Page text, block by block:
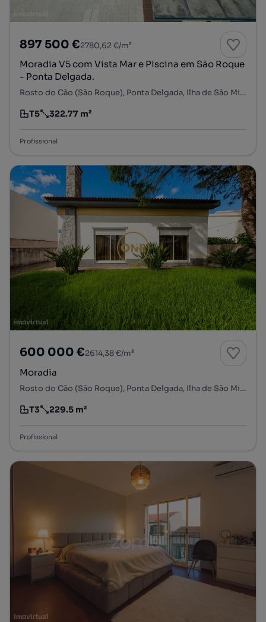
897 500 €2780,62 €/m²
Moradia V5 com Vista Mar e Piscina em São Roque
- Ponta Delgada.
Rosto do Cão (São Roque), Ponta Delgada, Ilha de São Miguel
Tipologia
T5
Preço por metro quadrado
322.77 m²
Profissional
600 000 €2614,38 €/m²
Moradia
Rosto do Cão (São Roque), Ponta Delgada, Ilha de São Miguel
Tipologia
T3
Preço por metro quadrado
229.5 m²
Profissional